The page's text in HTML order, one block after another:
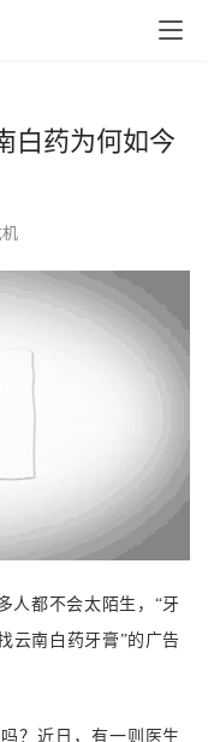
白药为何如今
人都不会太陌生，“牙
云南白药牙膏”的广告
？近日，有一则医生